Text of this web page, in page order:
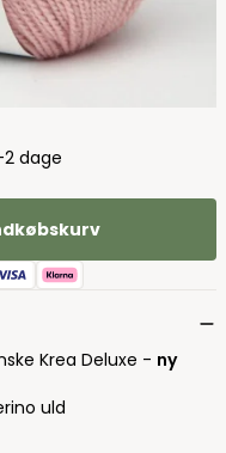
dage
Krea Deluxe - ny
uld